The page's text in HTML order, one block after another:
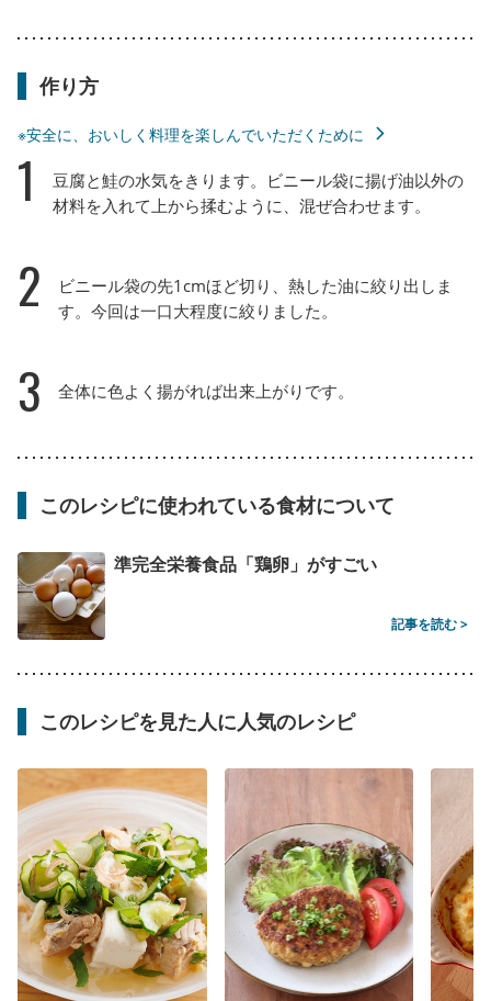
作り方
※安全に、おいしく料理を楽しんでいただくために
1
豆腐と鮭の水気をきります。ビニール袋に揚げ油以外の
材料を入れて上から揉むように、混ぜ合わせます。
2
ビニール袋の先1cmほど切り、熱した油に絞り出しま
す。今回は一口大程度に絞りました。
3 全体に色よく揚がれば出来上がりです。
このレシピに使われている食材について
準完全栄養食品「鶏卵」がすごい
記事を読む >
このレシピを見た人に人気のレシピ